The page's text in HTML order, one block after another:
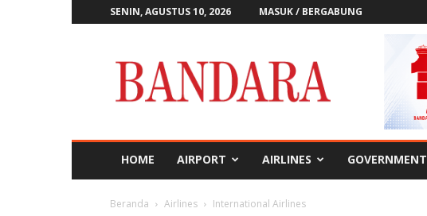
SENIN, AGUSTUS 10, 2026 MASUK / BERGABUNG
Bandara
HOME AIRPORT AIRLINES GOVERNMENT
Beranda Airlines International Airlines